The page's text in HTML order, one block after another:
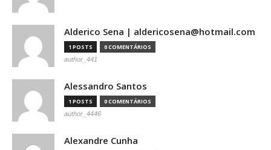
Alderico Sena | aldericosena@hotmail.com
1 POSTS 0 COMENTÁRIOS
author_441
Alessandro Santos
1 POSTS 0 COMENTÁRIOS
author_4446
Alexandre Cunha